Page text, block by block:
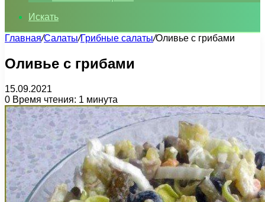
Искать
Главная/Салаты/Грибные салаты/Оливье с грибами
Оливье с грибами
15.09.2021
0 Время чтения: 1 минута